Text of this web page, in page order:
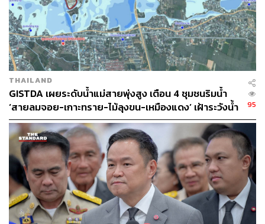
THAILAND
GISTDA เผยระดับน้ำแม่สายพุ่งสูง เตือน 4 ชุมชนริมน้ำ
‘สายลมจอย-เกาะทราย-ไม้ลุงขน-เหมืองแดง’ เฝ้าระวังน้ำ
ท่วมฉับพลัน
95